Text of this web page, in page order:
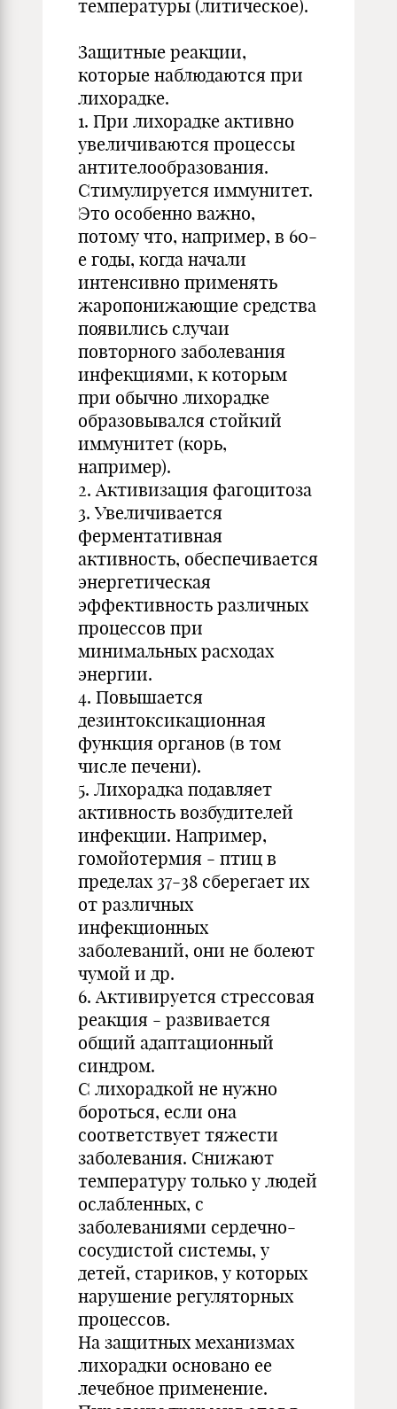
температуры (литическое).
Защитные реакции,
которые наблюдаются при
лихорадке.
1. При лихорадке активно
увеличиваются процессы
антителообразования.
Стимулируется иммунитет.
Это особенно важно,
потому что, например, в 60-
е годы, когда начали
интенсивно применять
жаропонижающие средства
появились случаи
повторного заболевания
инфекциями, к которым
при обычно лихорадке
образовывался стойкий
иммунитет (корь,
например).
2. Активизация фагоцитоза
3. Увеличивается
ферментативная
активность, обеспечивается
энергетическая
эффективность различных
процессов при
минимальных расходах
энергии.
4. Повышается
дезинтоксикационная
функция органов (в том
числе печени).
5. Лихорадка подавляет
активность возбудителей
инфекции. Например,
гомойотермия - птиц в
пределах 37-38 сберегает их
от различных
инфекционных
заболеваний, они не болеют
чумой и др.
6. Активируется стрессовая
реакция - развивается
общий адаптационный
синдром.
С лихорадкой не нужно
бороться, если она
соответствует тяжести
заболевания. Снижают
температуру только у людей
ослабленных, с
заболеваниями сердечно-
сосудистой системы, у
детей, стариков, у которых
нарушение регуляторных
процессов.
На защитных механизмах
лихорадки основано ее
лечебное применение.